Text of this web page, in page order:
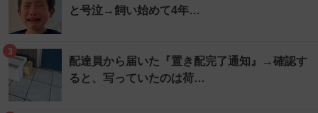
と号泣→飼い始めて4年…
3
配達員から届いた『置き配完了通知』→確認す
ると、写っていたのは荷…